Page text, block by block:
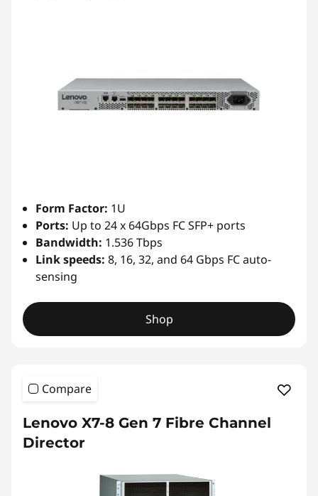
Form Factor: 1U
Ports: Up to 24 x 64Gbps FC SFP+ ports
Bandwidth: 1.536 Tbps
Link speeds: 8, 16, 32, and 64 Gbps FC auto-
sensing
Shop
Compare
Lenovo X7-8 Gen 7 Fibre Channel
Director